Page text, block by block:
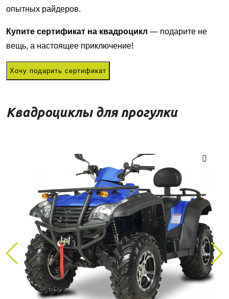
опытных райдеров.
Купите сертификат на квадроцикл — подарите не
вещь, а настоящее приключение!
Хочу подарить сертификат
Квадроциклы для прогулки